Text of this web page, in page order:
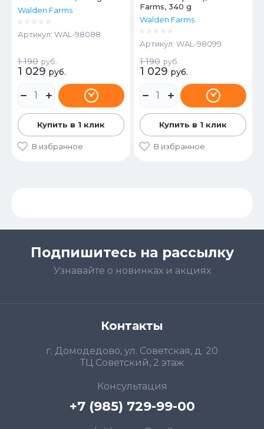
Walden Farms
Артикул: WAL-98088
1 190 руб.
1 029 руб.
Купить в 1 клик
В избранное
Farms, 340 g
Walden Farms
Артикул: WAL-98099
1 190 руб.
1 029 руб.
Купить в 1 клик
В избранное
Подпишитесь на рассылку
Узнавайте о новинках и акциях
Контакты
г. Домодедово, ул. Советская, д. 20
ТЦ Советский, 2 этаж
Консультация
+7 (985) 729-99-00